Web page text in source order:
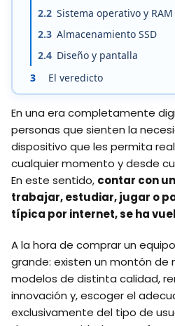
2.2 Sistema operativo y RAM
2.3 Almacenamiento SSD
2.4 Diseño y pantalla
3
El veredicto
En una era completamente
personas que sienten la
dispositivo que les permita
cualquier momento y desde
En este sentido, contar con
trabajar, estudiar, jugar o
típica por internet, se ha
A la hora de comprar un
grande: existen un montón de
modelos de distinta calidad,
innovación y, escoger el
exclusivamente del tipo de